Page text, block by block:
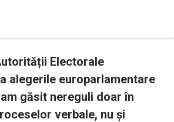
Electorale
alegerile europarlamentare
găsit nereguli doar în
verbale, nu și